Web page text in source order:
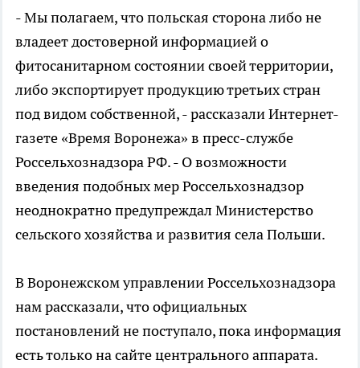
- Мы полагаем, что польская сторона либо не
владеет достоверной информацией о
фитосанитарном состоянии своей территории,
либо экспортирует продукцию третьих стран
под видом собственной, - рассказали Интернет-
газете «Время Воронежа» в пресс-службе
Россельхознадзора РФ. - О возможности
введения подобных мер Россельхознадзор
неоднократно предупреждал Министерство
сельского хозяйства и развития села Польши.
В Воронежском управлении Россельхознадзора
нам рассказали, что официальных
постановлений не поступало, пока информация
есть только на сайте центрального аппарата.